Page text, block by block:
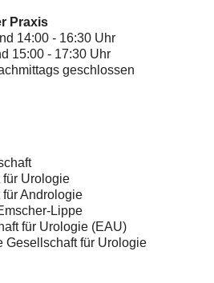
Praxis
14:00 - 16:30 Uhr
15:00 - 17:30 Uhr
geschlossen
für Urologie
Andrologie
Lippe
für Urologie (EAU)
Gesellschaft für Urologie